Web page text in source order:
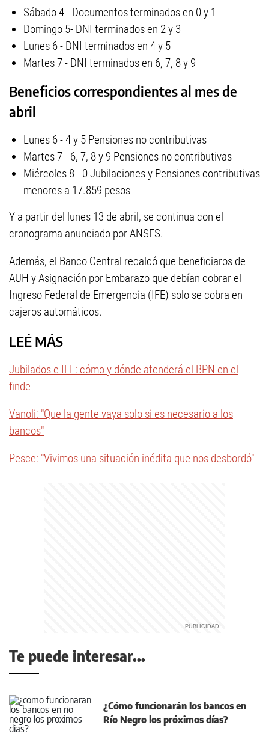
Sábado 4 - Documentos terminados en 0 y 1
Domingo 5- DNI terminados en 2 y 3
Lunes 6 - DNI terminados en 4 y 5
Martes 7 - DNI terminados en 6, 7, 8 y 9
Beneficios correspondientes al mes de
abril
Lunes 6 - 4 y 5 Pensiones no contributivas
Martes 7 - 6, 7, 8 y 9 Pensiones no contributivas
Miércoles 8 - 0 Jubilaciones y Pensiones contributivas
menores a 17.859 pesos
Y a partir del lunes 13 de abril, se continua con el
cronograma anunciado por ANSES.
Además, el Banco Central recalcó que beneficiaros de
AUH y Asignación por Embarazo que debían cobrar el
Ingreso Federal de Emergencia (IFE) solo se cobra en
cajeros automáticos.
LEÉ MÁS
Jubilados e IFE: cómo y dónde atenderá el BPN en el
finde
Vanoli: "Que la gente vaya solo si es necesario a los
bancos"
Pesce: "Vivimos una situación inédita que nos desbordó"
Te puede interesar...
¿Cómo funcionarán los bancos en
Río Negro los próximos días?